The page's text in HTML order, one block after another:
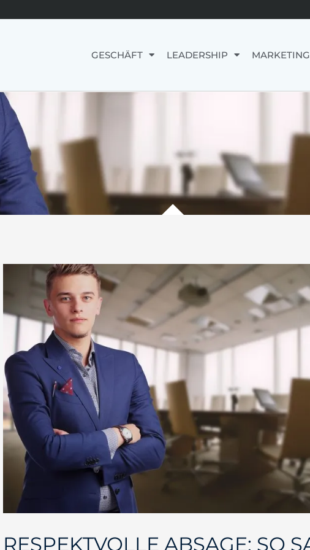
GESCHÄFT LEADERSHIP
RESPEKTVOLLE ABSAGE: SO